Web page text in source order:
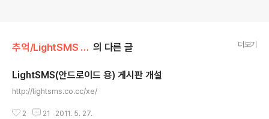
추억/LightSMS for Android 의 다른 글 더보기
LightSMS(안드로이드 용) 게시판 개설
http://lightsms.co.cc/xe/
2 21 2011. 5. 27.